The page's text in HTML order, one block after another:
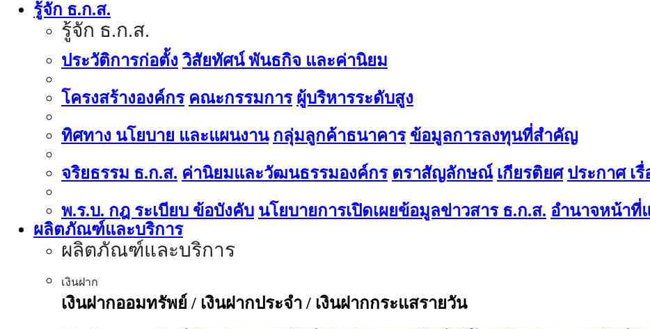
รู้จัก ธ.ก.ส.
รู้จัก ธ.ก.ส.
ประวัติการก่อตั้ง วิสัยทัศน์ พันธกิจ และค่านิยม
โครงสร้างองค์กร คณะกรรมการ ผู้บริหารระดับสูง
ทิศทาง นโยบาย และแผนงาน กลุ่มลูกค้าธนาคาร ข้อมูลการลงทุนที่สำคัญ
จริยธรรม ธ.ก.ส. ค่านิยมและวัฒนธรรมองค์กร ตราสัญลักษณ์ เกียรติยศ ประกาศ เ
พ.ร.บ. กฎ ระเบียบ ข้อบังคับ นโยบายการเปิดเผยข้อมูลข่าวสาร ธ.ก.ส. อำนาจหน้าที่
ผลิตภัณฑ์และบริการ
ผลิตภัณฑ์และบริการ
เงินฝาก
เงินฝากออมทรัพย์ / เงินฝากประจำ / เงินฝากกระแสรายวัน